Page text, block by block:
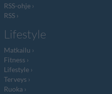
RSS-ohje
RSS
Lifestyle
Matkailu
Fitness
Lifestyle
Terveys
Ruoka